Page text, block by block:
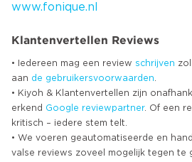
www.fonique.nl
Klantenvertellen Reviews
• Iedereen mag een review schrijven
aan de gebruikersvoorwaarden
• Kiyoh & Klantenvertellen zijn
erkend Google reviewpartner. Of een
kritisch – iedere stem telt.
• We voeren geautomatiseerde en
valse reviews zoveel mogelijk tegen te